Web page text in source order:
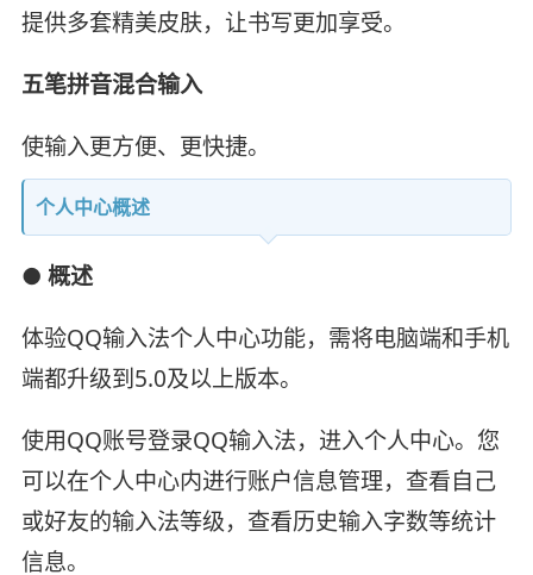
提供多套精美皮肤，让书写更加享受。
五笔拼音混合输入
使输入更方便、更快捷。
个人中心概述
● 概述
体验QQ输入法个人中心功能，需将电脑端和手机
端都升级到5.0及以上版本。
使用QQ账号登录QQ输入法，进入个人中心。您
可以在个人中心内进行账户信息管理，查看自己
或好友的输入法等级，查看历史输入字数等统计
信息。